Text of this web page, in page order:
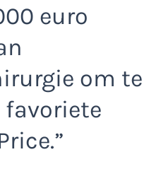
euro
om te